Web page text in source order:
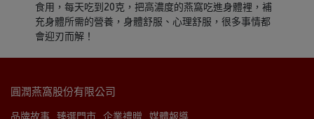
食用，每天吃到20克，把高濃度的燕窩吃進身體裡，補
充身體所需的營養，身體舒服、心理舒服，很多事情都
會迎刃而解！
圓潤燕窩股份有限公司
品牌故事 臻選門市 企業禮贈 媒體報導